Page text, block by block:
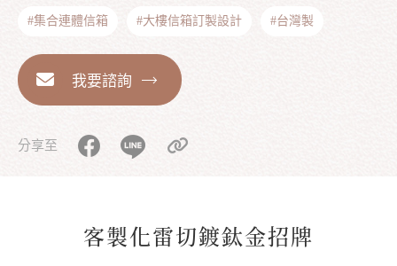
#集合連體信箱 #大樓信箱訂製設計 #台灣製
我要諮詢
分享至
客製化雷切鍍鈦金招牌